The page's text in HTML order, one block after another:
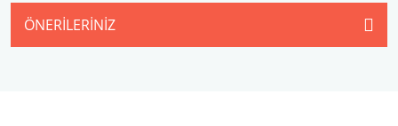
ÖNERILERINIZ